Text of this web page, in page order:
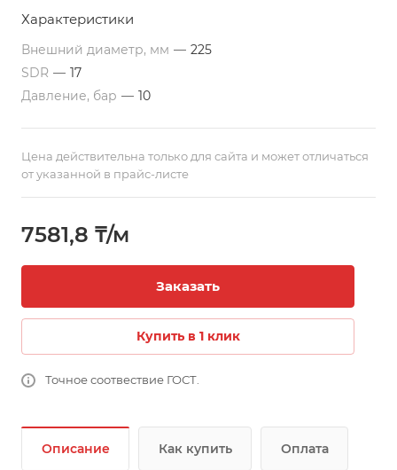
Подходит для строительства трубопроводов по
перекачиванию агрессивных жидкостей
Все цены указаны с учетом НДС на условиях EXW г.
Актау. Трубы изготавливаются в отрезках по 12 м. По
требованию заказчика, возможно производство труб
полиэтиленовое сырье.
Характеристики
Внешний диаметр, мм — 225
SDR — 17
Давление, бар — 10
Цена действительна только для сайта и может отличаться
от указанной в прайс-листе
7581,8 ₸/м
Заказать
Купить в 1 клик
Точное соотвествие ГОСТ.
Описание Как купить Оплата